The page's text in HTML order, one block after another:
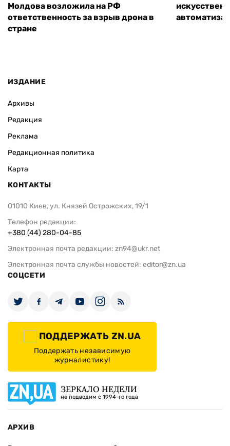
Молдова возложила на РФ
ответственность за взрыв дрона в
стране
ИЗДАНИЕ
Архивы
Редакция
Реклама
Редакционная политика
Карта
КОНТАКТЫ
01010 Киев, ул. Князей Острожских, 19/1
Телефон редакции:
+380 (44) 280-04-85
Электронная почта редакции: zn94@ukr.net
Электронная почта службы новостей: editor@zn.ua
СОЦСЕТИ
ПОДДЕРЖАТЬ ZN.UA
Поддержать независимую
журналистику!
ЗЕРКАЛО НЕДЕЛИ
не подводим с 1994-го года
АРХИВ